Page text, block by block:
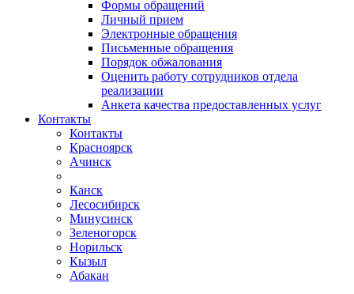
Формы обращений
Личный прием
Электронные обращения
Письменные обращения
Порядок обжалования
Оценить работу сотрудников отдела
реализации
Анкета качества предоставленных услуг
Контакты
Контакты
Красноярск
Ачинск
Канск
Лесосибирск
Минусинск
Зеленогорск
Норильск
Кызыл
Абакан